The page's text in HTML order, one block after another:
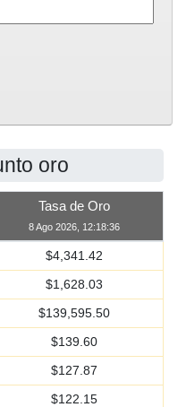
oro
Tasa de Oro
8 Ago 2026, 12:18:36
$4,341.42
$1,628.03
$139,595.50
$139.60
$127.87
$122.15